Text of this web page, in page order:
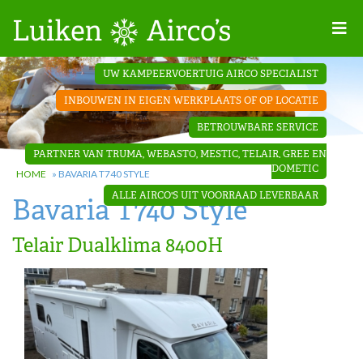
Projecten
Contact
Dakopbouw
airco’s
‘Onder de
bank’ airco’s
‘Teleco
Ultra
Comfort ‘
airco
UW KAMPEERVOERTUIG AIRCO SPECIALIST
INBOUWEN IN EIGEN WERKPLAATS OF OP LOCATIE
BETROUWBARE SERVICE
PARTNER VAN TRUMA, WEBASTO, MESTIC, TELAIR, GREE EN
DOMETIC
ALLE AIRCO'S UIT VOORRAAD LEVERBAAR
HOME » BAVARIA T740 STYLE
Bavaria T740 Style
Telair Dualklima 8400H